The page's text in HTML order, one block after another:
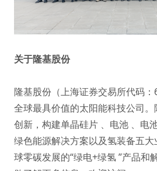
关于隆基股份
隆基股份（上海证券交易所代码
全球最具价值的太阳能科技公司
创新，构建单晶硅片 、电池 、电
绿色能源解决方案以及氢装备五
球零碳发展的“绿电+绿氢 ”产品和